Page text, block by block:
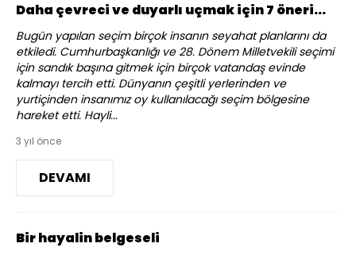
Daha çevreci ve duyarlı uçmak için 7 öneri...
Bugün yapılan seçim birçok insanın seyahat planlarını da
etkiledi. Cumhurbaşkanlığı ve 28. Dönem Milletvekili seçimi
için sandık başına gitmek için birçok vatandaş evinde
kalmayı tercih etti. Dünyanın çeşitli yerlerinden ve
yurtiçinden insanımız oy kullanılacağı seçim bölgesine
hareket etti. Hayli...
3 yıl önce
DEVAMI
Bir hayalin belgeseli